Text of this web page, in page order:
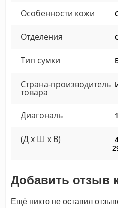
Особенности кожи
Отделения
Тип сумки
Страна-производитель
товара
Диагональ
(Д x Ш x В)
Добавить отзыв
Ещё никто не оставил